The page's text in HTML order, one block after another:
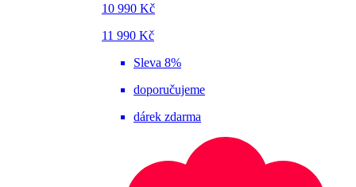
10 990 Kč
11 990 Kč
Sleva 8%
doporučujeme
dárek zdarma